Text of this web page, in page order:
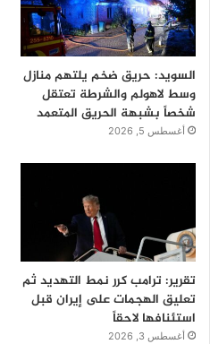
السويد: حريق ضخم يلتهم منازل
وسط لاهولم والشرطة تعتقل
شخصاً بشبهة الحريق المتعمد
أغسطس 5, 2026
تقرير: ترامب كرر نمط التهديد ثم
تعليق الهجمات على إيران قبل
استئنافها لاحقاً
أغسطس 3, 2026